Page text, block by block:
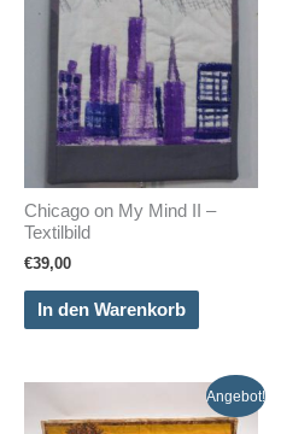
Chicago on My Mind II –
Textilbild
€39,00
In den Warenkorb
Angebot!